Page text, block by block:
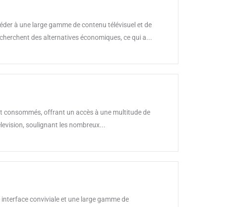
à une large gamme de contenu télévisuel et de
des alternatives économiques, ce qui a...
consommés, offrant un accès à une multitude de
soulignant les nombreux...
conviviale et une large gamme de